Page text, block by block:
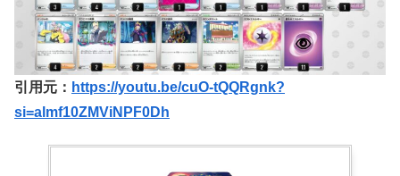
引用元： https://youtu.be/cuO-tQQRgnk?
si=almf10ZMViNPF0Dh